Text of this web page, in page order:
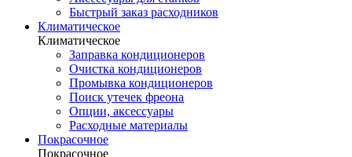
Быстрый заказ расходников
Климатическое
Климатическое
Заправка кондиционеров
Очистка кондиционеров
Промывка кондиционеров
Поиск утечек фреона
Опции, аксессуары
Расходные материалы
Покрасочное
Покрасочное